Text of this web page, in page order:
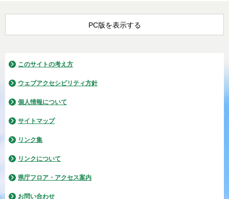
PC版を表示する
このサイトの考え方
ウェブアクセシビリティ方針
個人情報について
サイトマップ
リンク集
リンクについて
県庁フロア・アクセス案内
お問い合わせ